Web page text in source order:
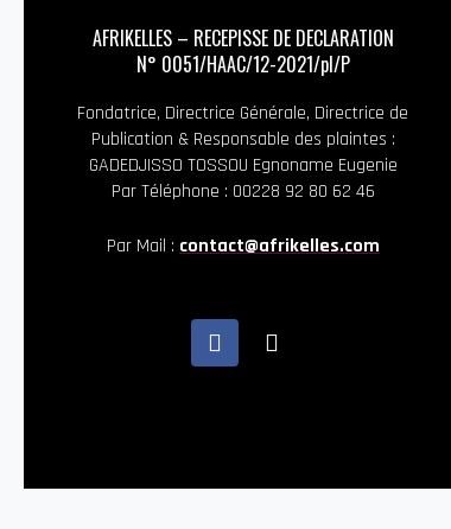
AFRIKELLES – RECEPISSE DE DECLARATION
N° 0051/HAAC/12-2021/pl/P
Fondatrice, Directrice Générale, Directrice de
Publication & Responsable des plaintes :
GADEDJISSO TOSSOU Egnoname Eugenie
Par Téléphone : 00228 92 80 62 46
Par Mail : contact@afrikelles.com